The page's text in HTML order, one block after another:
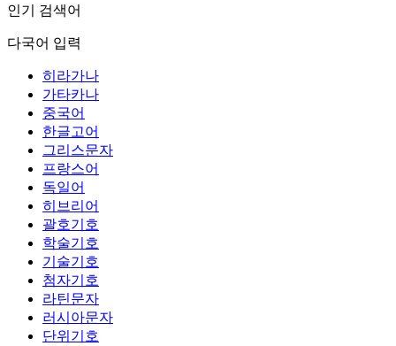
인기 검색어
다국어 입력
히라가나
가타카나
중국어
한글고어
그리스문자
프랑스어
독일어
히브리어
괄호기호
학술기호
기술기호
첨자기호
라틴문자
러시아문자
단위기호